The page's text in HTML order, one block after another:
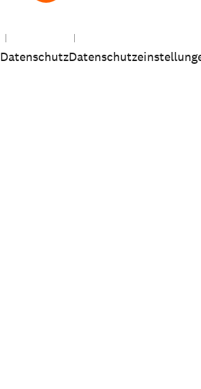
Datenschutz